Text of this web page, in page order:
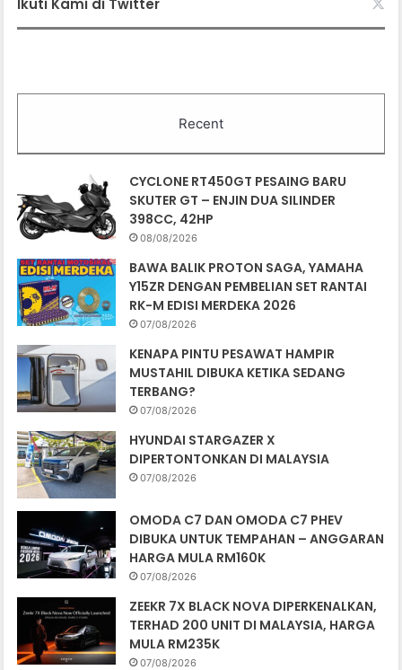
Recent
CYCLONE RT450GT PESAING BARU
SKUTER GT – ENJIN DUA SILINDER
398CC, 42HP
08/08/2026
BAWA BALIK PROTON SAGA, YAMAHA
Y15ZR DENGAN PEMBELIAN SET RANTAI
RK-M EDISI MERDEKA 2026
07/08/2026
KENAPA PINTU PESAWAT HAMPIR
MUSTAHIL DIBUKA KETIKA SEDANG
TERBANG?
07/08/2026
HYUNDAI STARGAZER X
DIPERTONTONKAN DI MALAYSIA
07/08/2026
OMODA C7 DAN OMODA C7 PHEV
DIBUKA UNTUK TEMPAHAN – ANGGARAN
HARGA MULA RM160K
07/08/2026
ZEEKR 7X BLACK NOVA DIPERKENALKAN,
TERHAD 200 UNIT DI MALAYSIA, HARGA
MULA RM235K
07/08/2026